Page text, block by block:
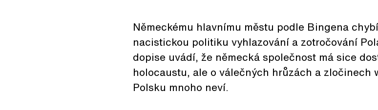
Německému hlavnímu městu podle Bingena
nacistickou politiku vyhlazování a zotročování
dopise uvádí, že německá společnost má sice
holocaustu, ale o válečných hrůzách a zločinech
Polsku mnoho neví.